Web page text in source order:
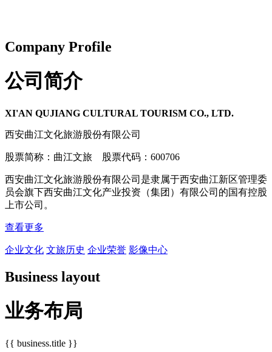
Company Profile
公司简介
XI'AN QUJIANG CULTURAL TOURISM CO., LTD.
西安曲江文化旅游股份有限公司
股票简称：曲江文旅 股票代码：600706
西安曲江文化旅游股份有限公司是隶属于西安曲江新区管理委
员会旗下西安曲江文化产业投资（集团）有限公司的国有控股
上市公司。
查看更多
企业文化 文旅历史 企业荣誉 影像中心
Business layout
业务布局
{{ business.title }}